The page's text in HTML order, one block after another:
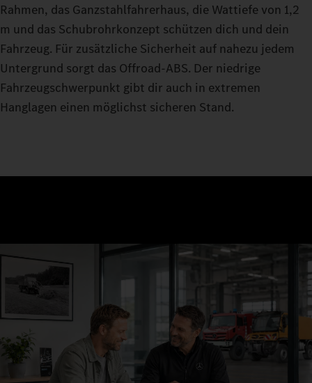
Rahmen, das Ganzstahlfahrerhaus, die Wattiefe von 1,2
m und das Schubrohrkonzept schützen dich und dein
Fahrzeug. Für zusätzliche Sicherheit auf nahezu jedem
Untergrund sorgt das Offroad-ABS. Der niedrige
Fahrzeugschwerpunkt gibt dir auch in extremen
Hanglagen einen möglichst sicheren Stand.